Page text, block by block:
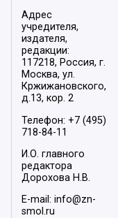
Адрес
учредителя,
издателя,
редакции:
117218, Россия, г.
Москва, ул.
Кржижановского,
д.13, кор. 2
Телефон: +7 (495)
718-84-11
И.О. главного
редактора
Дорохова Н.В.
E-mail: info@zn-
smol.ru